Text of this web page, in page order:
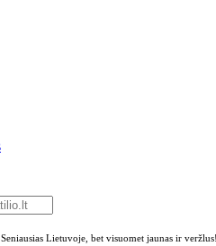
Seniausias Lietuvoje, bet visuomet jaunas ir